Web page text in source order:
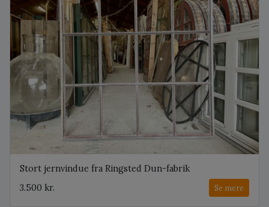
Stort jernvindue fra Ringsted Dun-fabrik
3.500 kr.
Se mere